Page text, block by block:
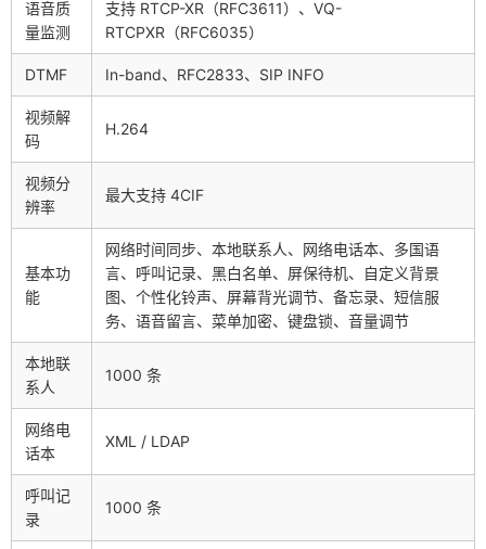
语音质
量监测
支持 RTCP-XR（RFC3611）、VQ-
RTCPXR（RFC6035）
DTMF In-band、RFC2833、SIP INFO
视频解
码
H.264
视频分
辨率
最大支持 4CIF
基本功
能
网络时间同步、本地联系人、网络电话本、多国语
言、呼叫记录、黑白名单、屏保待机、自定义背景
图、个性化铃声、屏幕背光调节、备忘录、短信服
务、语音留言、菜单加密、键盘锁、音量调节
本地联
系人
1000 条
网络电
话本
XML / LDAP
呼叫记
录
1000 条